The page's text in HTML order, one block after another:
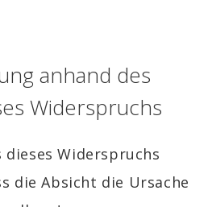
anhand des
Widerspruchs
dieses Widerspruchs
die Absicht die Ursache